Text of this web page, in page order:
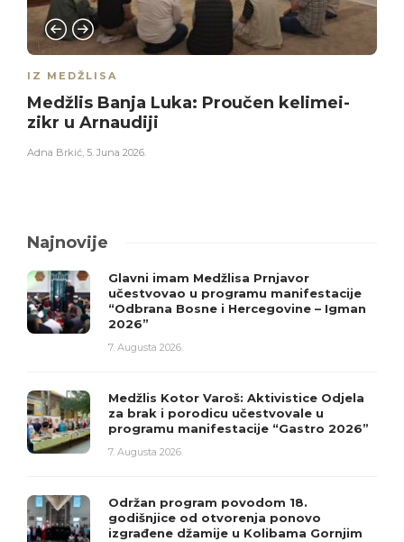
IZ MEDŽLISA
Medžlis Banja Luka: Proučen kelimei-
zikr u Arnaudiji
Adna Brkić, 5. Juna 2026.
Najnovije
Glavni imam Medžlisa Prnjavor
učestvovao u programu manifestacije
“Odbrana Bosne i Hercegovine – Igman
2026”
7. Augusta 2026.
Medžlis Kotor Varoš: Aktivistice Odjela
za brak i porodicu učestvovale u
programu manifestacije “Gastro 2026”
7. Augusta 2026.
Održan program povodom 18.
godišnjice od otvorenja ponovo
izgrađene džamije u Kolibama Gornjim